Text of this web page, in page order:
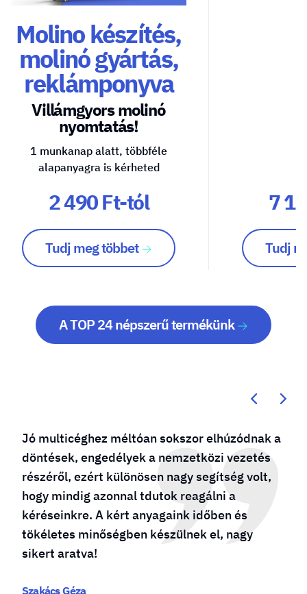
Molino készítés,
molinó gyártás,
reklámponyva
Villámgyors molinó
nyomtatás!
1 munkanap alatt, többféle
alapanyagra is kérheted
2 490 Ft-tól
Tudj meg többet
7
Tudj
A TOP 24 népszerű termékünk
Jó multicéghez méltóan sokszor elhúzódnak a
döntések, engedélyek a nemzetközi vezetés
részéről, ezért különösen nagy segítség volt,
hogy mindig azonnal tdutok reagálni a
kéréseinkre. A kért anyagaink időben és
tökéletes minőségben készülnek el, nagy
sikert aratva!
Szakács Géza